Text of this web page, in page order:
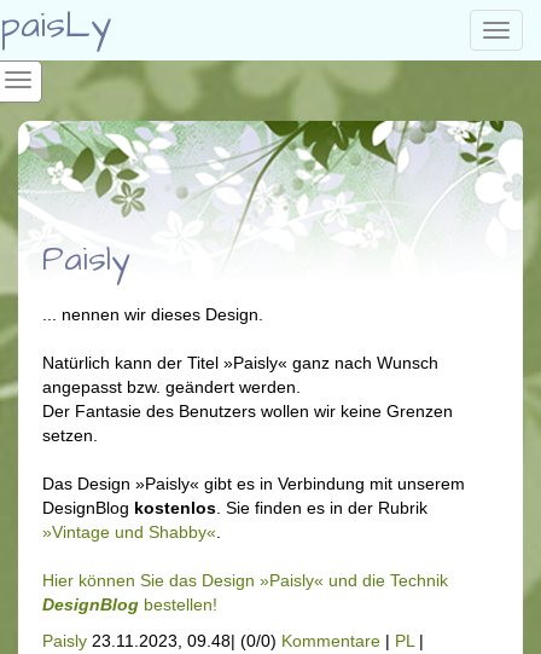
paisLy
Paisly
... nennen wir dieses Design.
Natürlich kann der Titel »Paisly« ganz nach Wunsch
angepasst bzw. geändert werden.
Der Fantasie des Benutzers wollen wir keine Grenzen
setzen.
Das Design »Paisly« gibt es in Verbindung mit unserem
DesignBlog kostenlos . Sie finden es in der Rubrik
»Vintage und Shabby«
Hier können Sie das Design »Paisly« und die Technik
DesignBlog bestellen!
Paisly 23.11.2023, 09.48| (0/0) Kommentare | PL |